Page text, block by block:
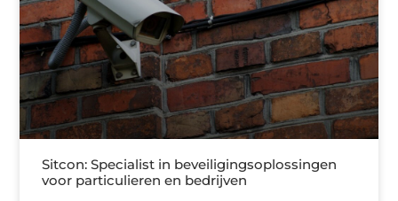
Sitcon: Specialist in beveiligingsoplossingen
voor particulieren en bedrijven